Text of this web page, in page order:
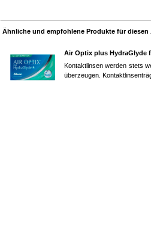
Ähnliche und empfohlene Produkte für diesen
Air Optix plus HydraGlyde
Kontaktlinsen werden stets
überzeugen.